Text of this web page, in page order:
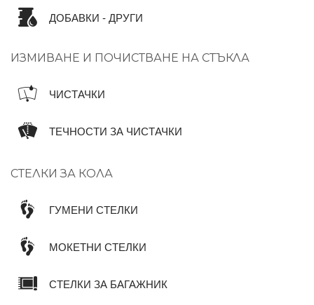
ДОБАВКИ - ДРУГИ
ИЗМИВАНЕ И ПОЧИСТВАНЕ НА СТЪКЛА
ЧИСТАЧКИ
ТЕЧНОСТИ ЗА ЧИСТАЧКИ
СТЕЛКИ ЗА КОЛА
ГУМЕНИ СТЕЛКИ
МОКЕТНИ СТЕЛКИ
СТЕЛКИ ЗА БАГАЖНИК